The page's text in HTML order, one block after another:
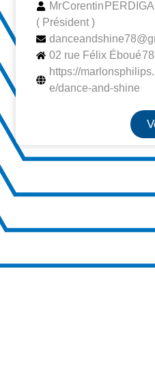
MrCorentin
( Président )
02 rue Félix Éboué
https://
e/dance-and-shine